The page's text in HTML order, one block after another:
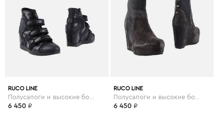
RUCO LINE
6 450 ₽
RUCO LINE
Полусапоги и высокие ботинки
6 450 ₽